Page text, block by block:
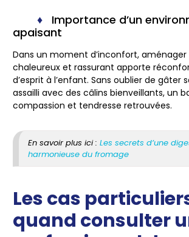
Importance d’un
apaisant
Dans un moment d’inconfort,
chaleureux et rassurant apporte
d’esprit à l’enfant. Sans oublier de gâter
assailli avec des câlins bienveillants, un
compassion et tendresse retrouvées.
En savoir plus ici : Les secrets d’une
harmonieuse du fromage
Les cas
quand consulter